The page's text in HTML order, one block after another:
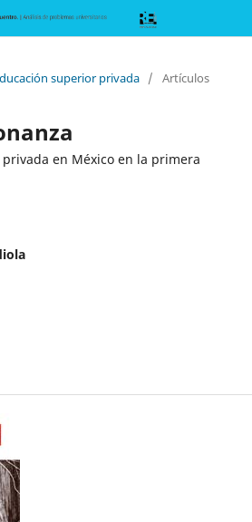
superior privada / Artículos
en México en la primera